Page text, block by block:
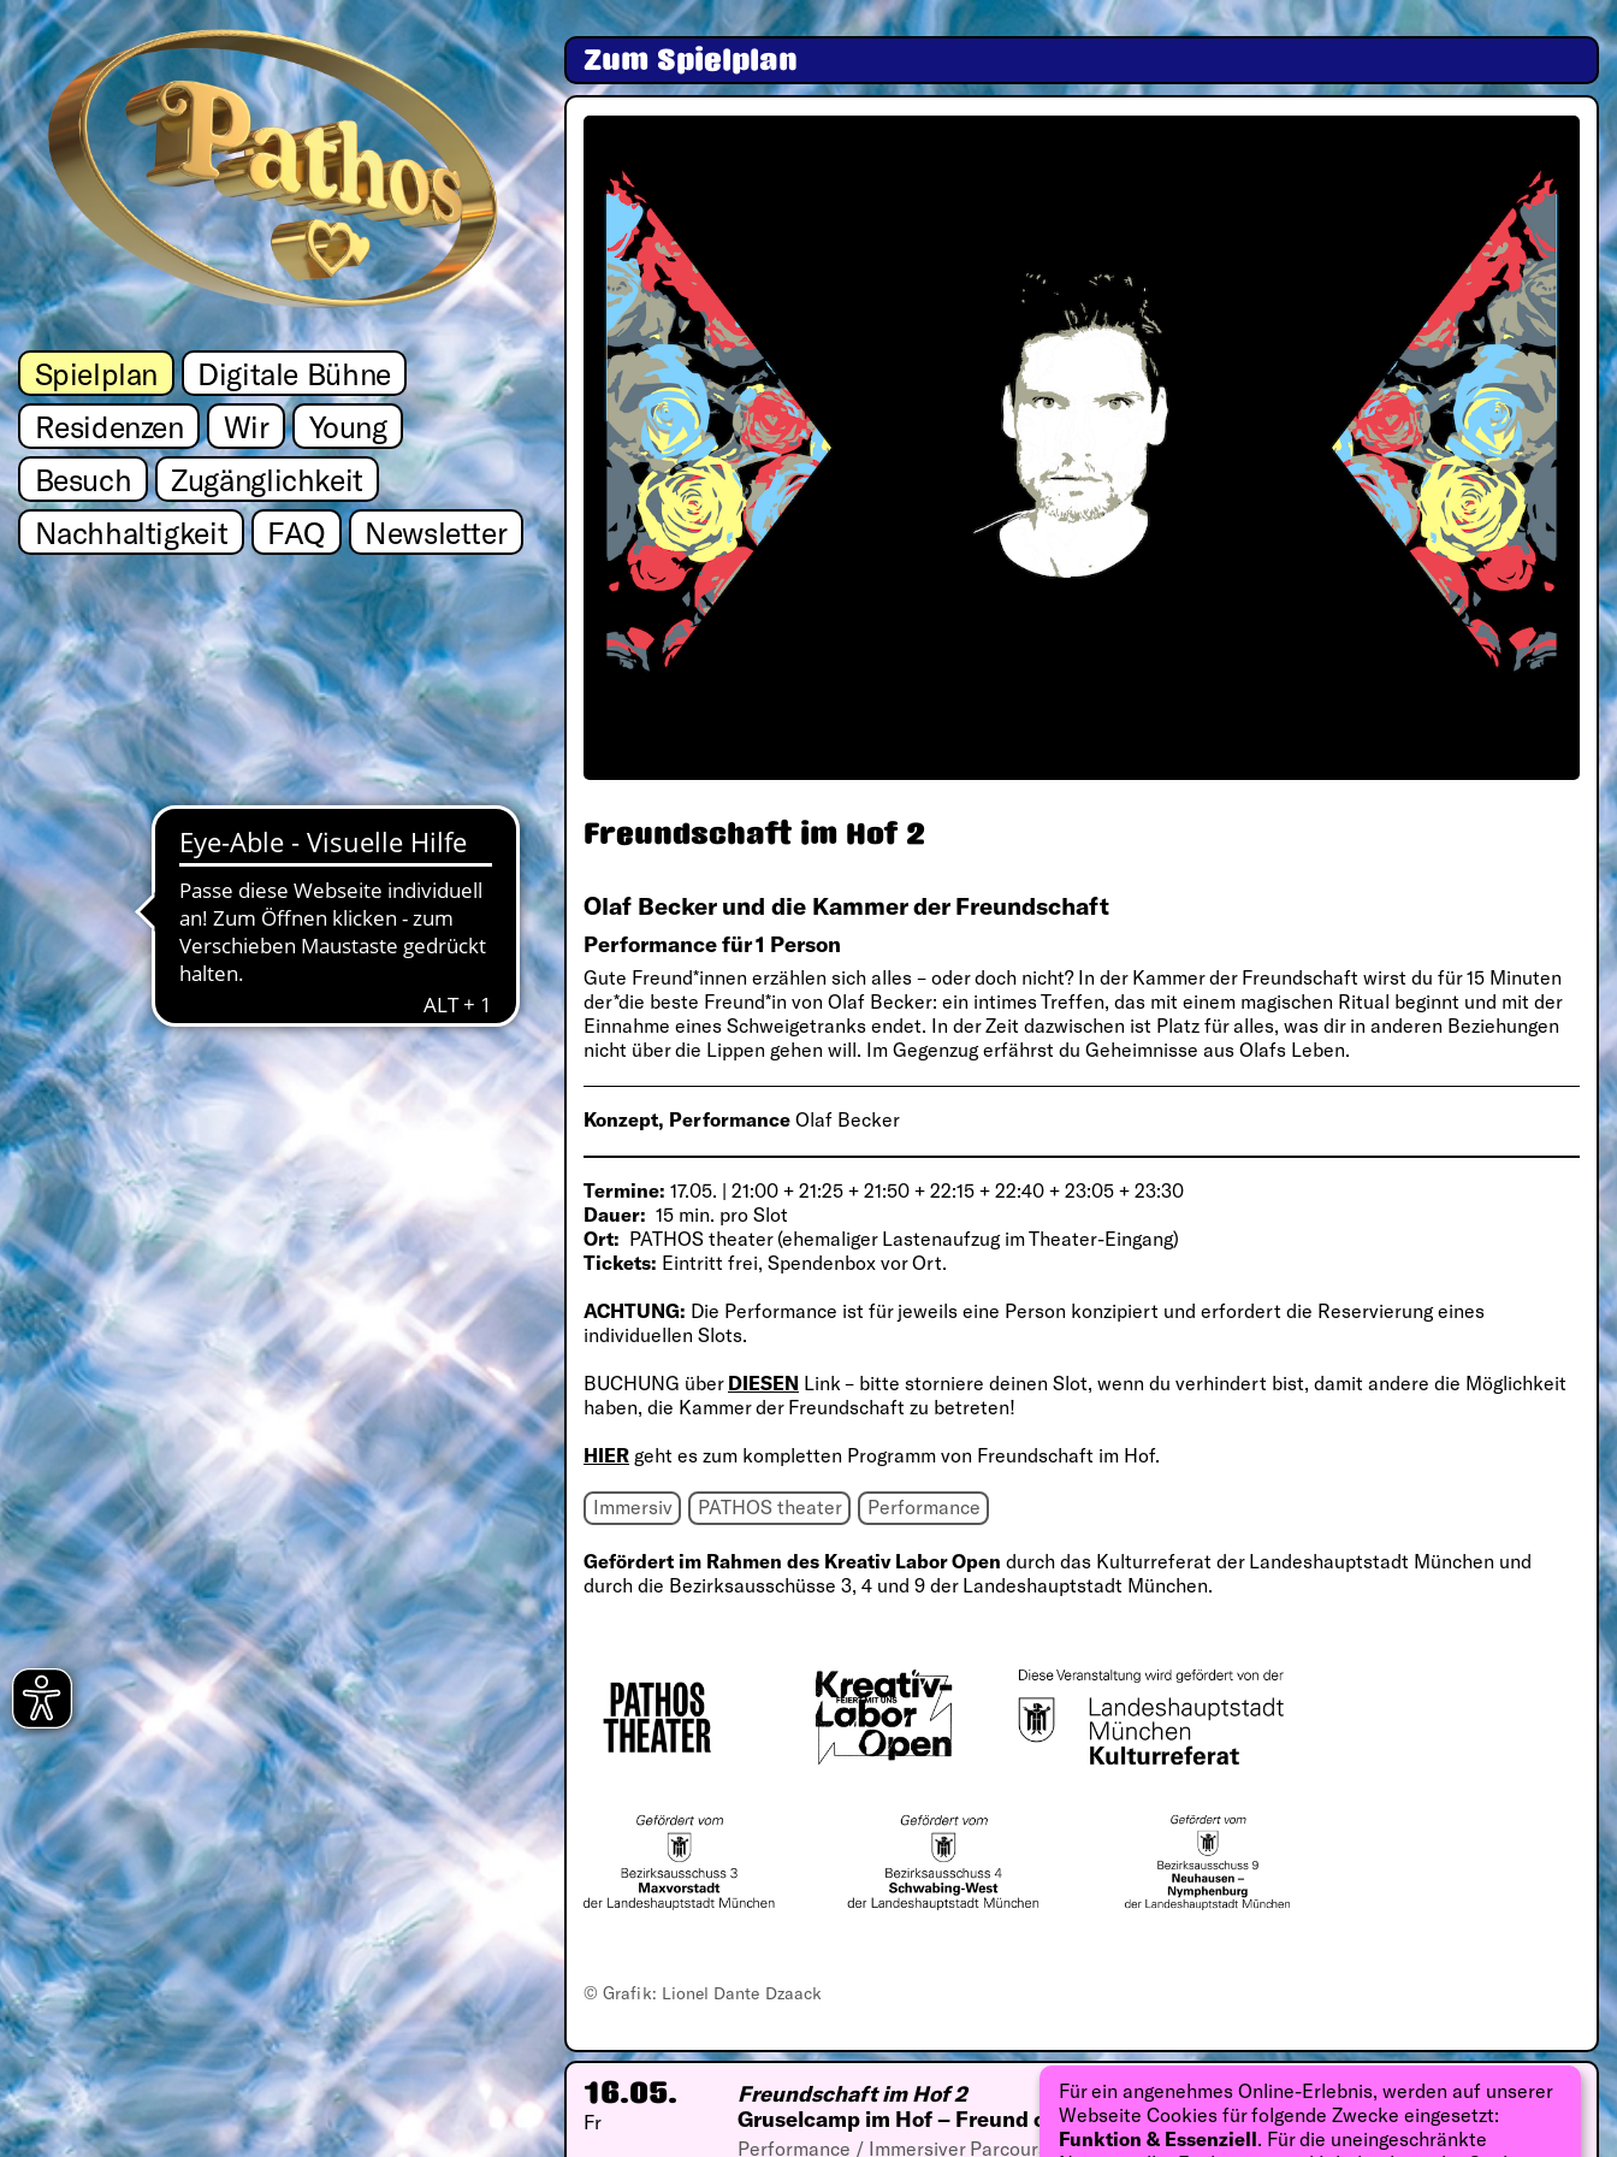
Spielplan
Digitale Bühne
Residenzen
Wir
Young
Besuch
Zugänglichkeit
Nachhaltigkeit
FAQ Newsletter
Zum Spielplan
Freundschaft im Hof 2
Olaf Becker und die Kammer der Freundschaft
Performance für 1 Person
Gute Freund*innen erzählen sich alles – oder doch nicht? In der Kammer der Freundschaft wirst du für 15 Minuten
der*die beste Freund*in von Olaf Becker: ein intimes Treffen, das mit einem magischen Ritual beginnt und mit der
Einnahme eines Schweigetranks endet. In der Zeit dazwischen ist Platz für alles, was dir in anderen Beziehungen
nicht über die Lippen gehen will. Im Gegenzug erfährst du Geheimnisse aus Olafs Leben.
Konzept, Performance Olaf Becker
Termine: 17.05. | 21:00 + 21:25 + 21:50 + 22:15 + 22:40 + 23:05 + 23:30
Dauer:15 min. pro Slot
Ort: PATHOS theater (ehemaliger Lastenaufzug im Theater-Eingang)
Tickets: Eintritt frei, Spendenbox vor Ort.
ACHTUNG: Die Performance ist für jeweils eine Person konzipiert und erfordert die Reservierung eines
individuellen Slots.
BUCHUNG über DIESEN Link – bitte storniere deinen Slot, wenn du verhindert bist, damit andere die Möglichkeit
haben, die Kammer der Freundschaft zu betreten!
HIER geht es zum kompletten Programm von Freundschaft im Hof.
Immersiv PATHOS theater Performance
Gefördert im Rahmen des Kreativ Labor Opendurch das Kulturreferat der Landeshauptstadt München und
durch die Bezirksausschüsse 3, 4 und 9 der Landeshauptstadt München.
© Grafik: Lionel Dante Dzaack
16.05.
Fr
Freundschaft im Hof 2
Gruselcamp im Hof – Freund oder Feind?
Performance / Immersiver Parcours
19:00
Tickets
Für ein angenehmes Online-Erlebnis, werden auf unserer
Webseite Cookies für folgende Zwecke eingesetzt:
Funktion & Essenziell. Für die uneingeschränkte